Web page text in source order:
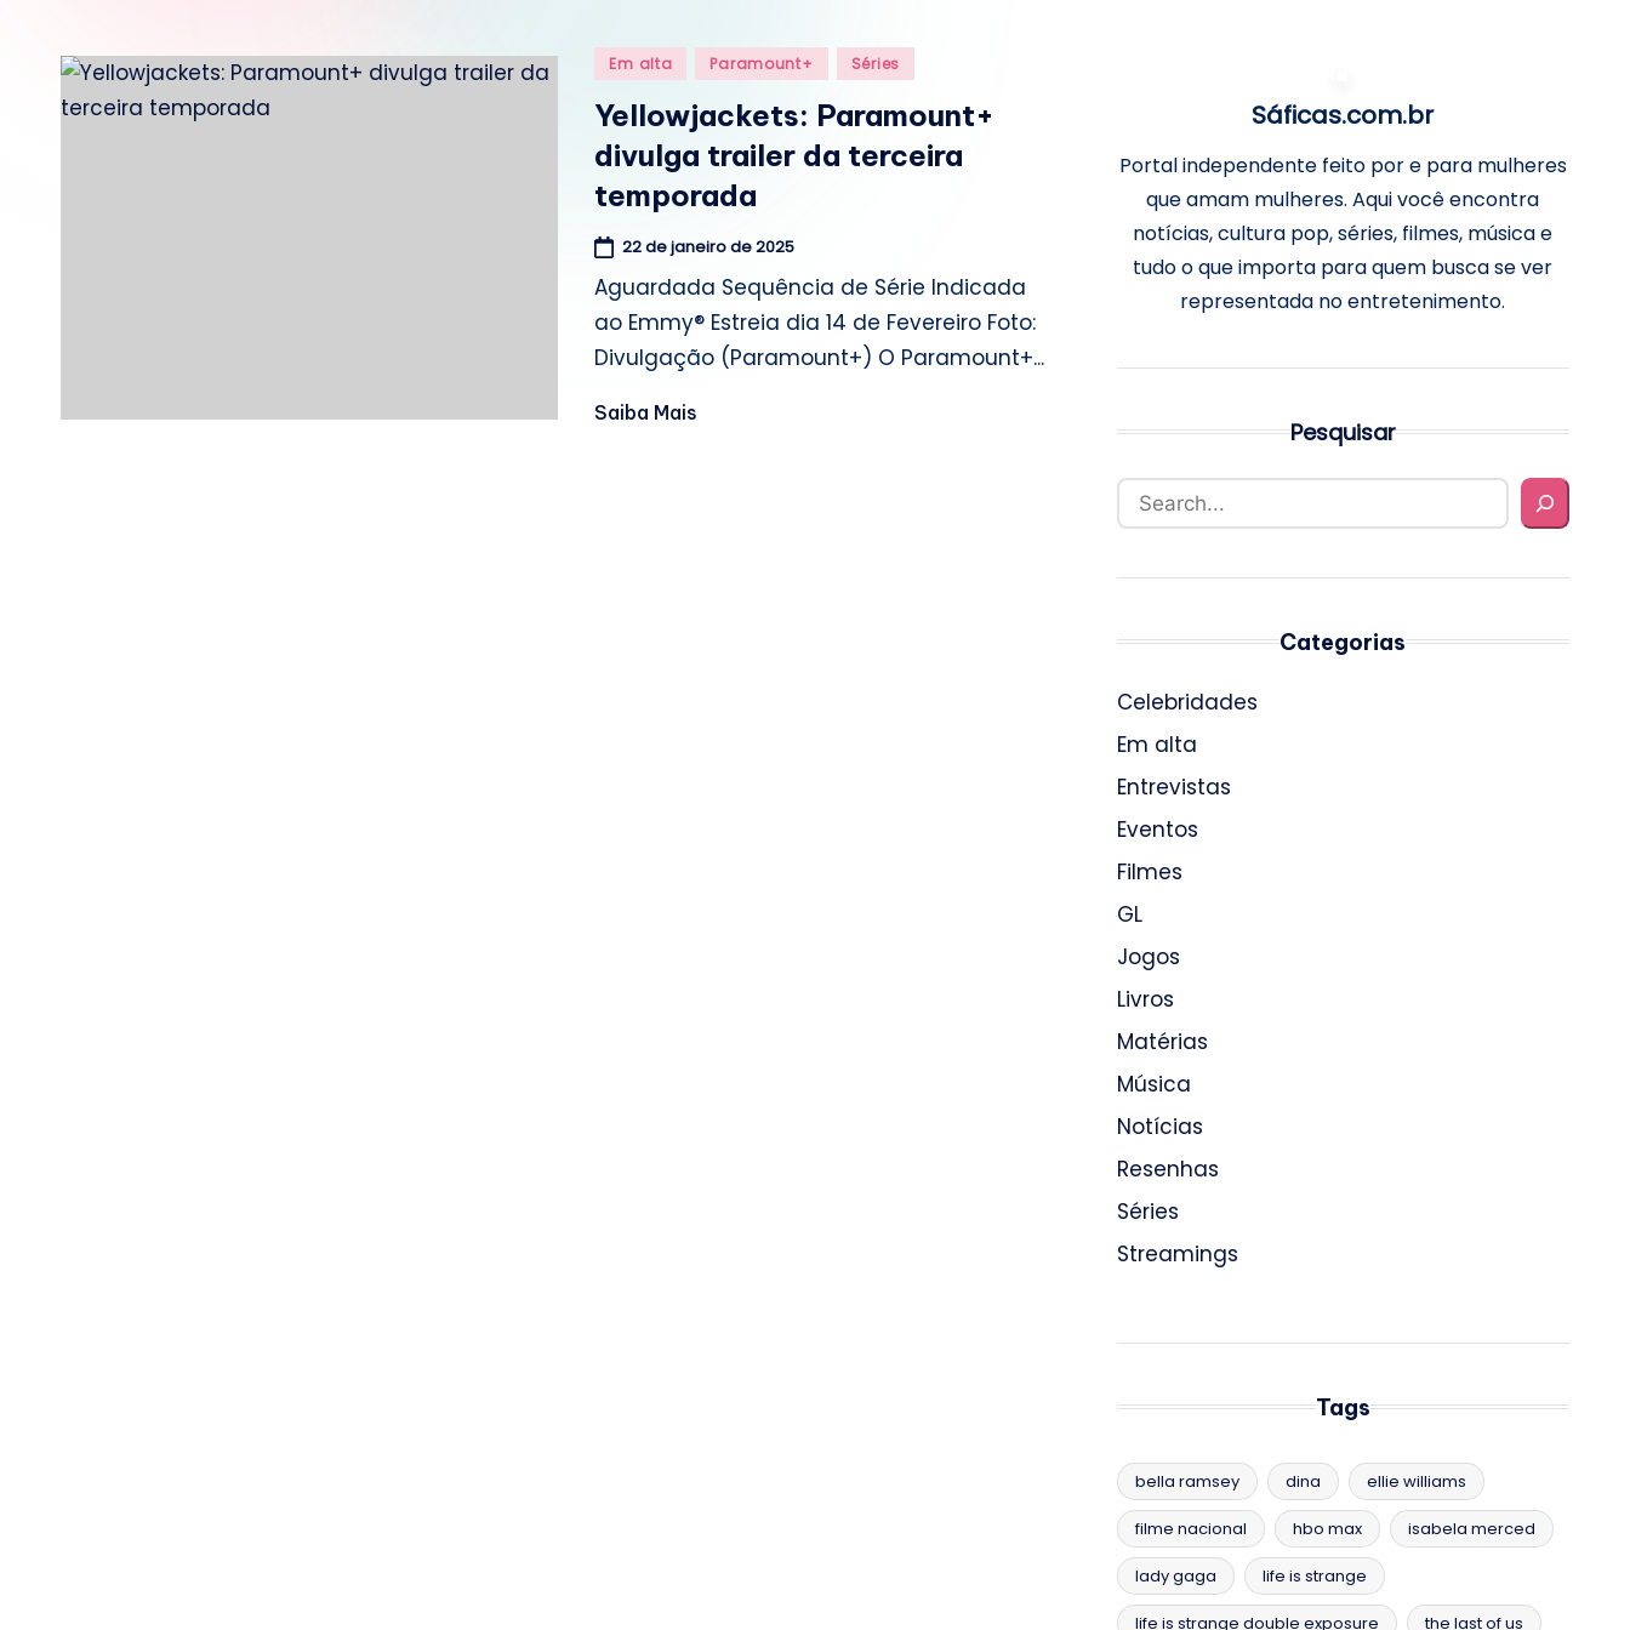
m
.
b
Posted
Em alta Paramount+ Séries
Yellowjackets: Paramount+
divulga trailer da terceira
temporada
22 de janeiro de 2025
Aguardada Sequência de Série Indicada
ao Emmy® Estreia dia 14 de Fevereiro Foto:
Divulgação (Paramount+) O Paramount+...
Saiba Mais
Sáficas.com.br
Portal independente feito por e para mulheres
que amam mulheres. Aqui você encontra
notícias, cultura pop, séries, filmes, música e
tudo o que importa para quem busca se ver
representada no entretenimento.
Pesquisar
Categorias
Celebridades
Em alta
Entrevistas
Eventos
Filmes
GL
Jogos
Livros
Matérias
Música
Notícias
Resenhas
Séries
Streamings
Tags
bella ramsey dina ellie williams
filme nacional hbo max isabela merced
lady gaga life is strange
life is strange double exposure the last of us